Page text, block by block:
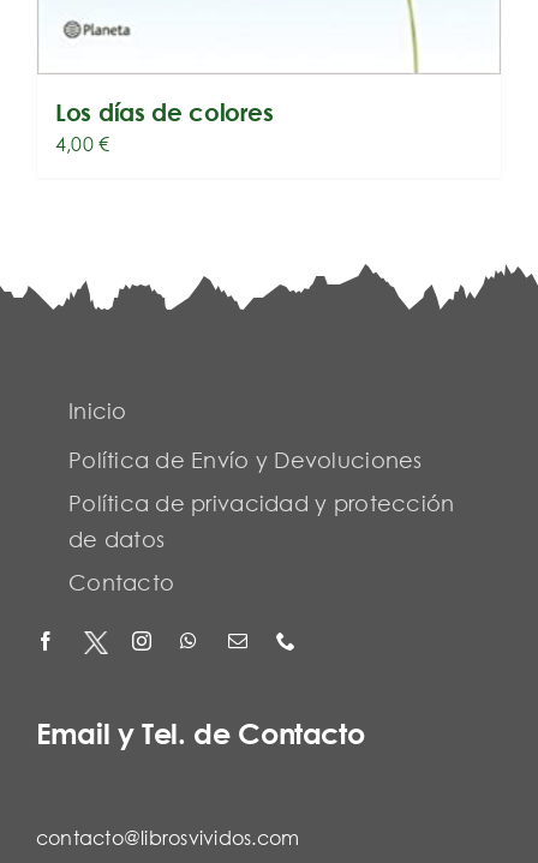
Los días de colores
4,00€
Inicio
Política de Envío y Devoluciones
Política de privacidad y protección
de datos
Contacto
Email y Tel. de Contacto
contacto@librosvividos.com